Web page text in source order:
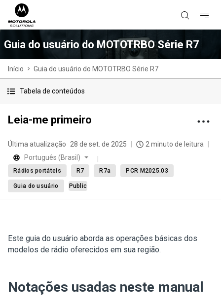
Guia do usuário do MOTOTRBO Série R7
Início Guia do usuário do MOTOTRBO Série R7
Tabela de conteúdos
Leia-me primeiro
Última atualização 28 de set. de 2025
2 minuto de leitura
Português (Brasil)
Rádios portáteis R7 R7a PCR M2025.03
Guia do usuário Public
Este guia do usuário aborda as operações básicas dos
modelos de rádio oferecidos em sua região.
Notações usadas neste manual